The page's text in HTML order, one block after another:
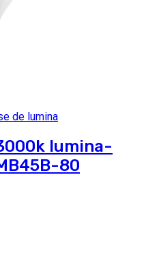
de lumina
lumina-
80